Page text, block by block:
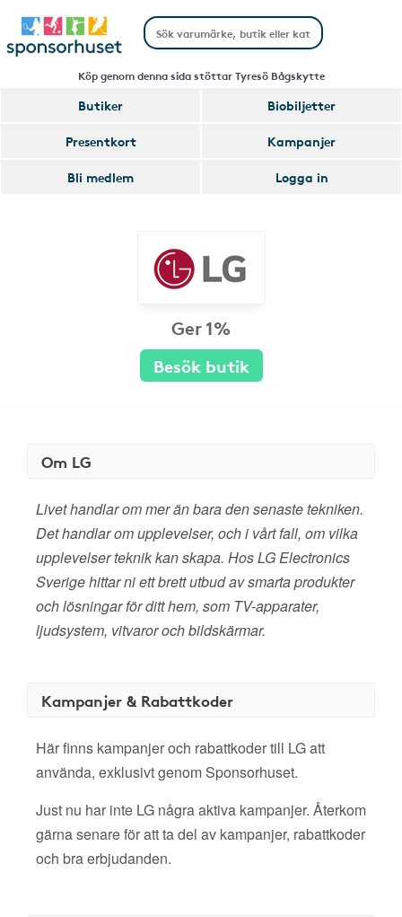
Köp genom denna sida stöttar Tyresö Bågskytte
Butiker
Biobiljetter
Presentkort
Kampanjer
Bli medlem
Logga in
Ger 1%
Besök butik
Om LG
Livet handlar om mer än bara den senaste tekniken.
Det handlar om upplevelser, och i vårt fall, om vilka
upplevelser teknik kan skapa. Hos LG Electronics
Sverige hittar ni ett brett utbud av smarta produkter
och lösningar för ditt hem, som TV-apparater,
ljudsystem, vitvaror och bildskärmar.
Kampanjer & Rabattkoder
Här finns kampanjer och rabattkoder till LG att
använda, exklusivt genom Sponsorhuset.
Just nu har inte LG några aktiva kampanjer. Återkom
gärna senare för att ta del av kampanjer, rabattkoder
och bra erbjudanden.